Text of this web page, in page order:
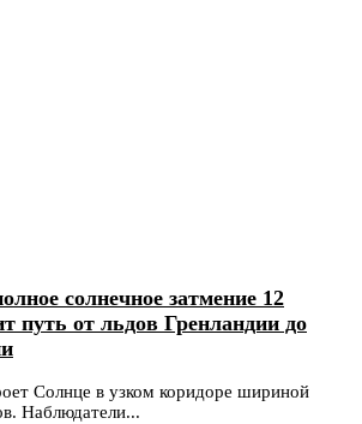
солнечное затмение 12
путь от льдов Гренландии до
Солнце в узком коридоре шириной
Наблюдатели...